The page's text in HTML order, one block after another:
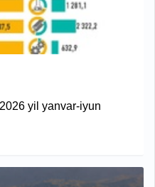
yil yanvar-iyun